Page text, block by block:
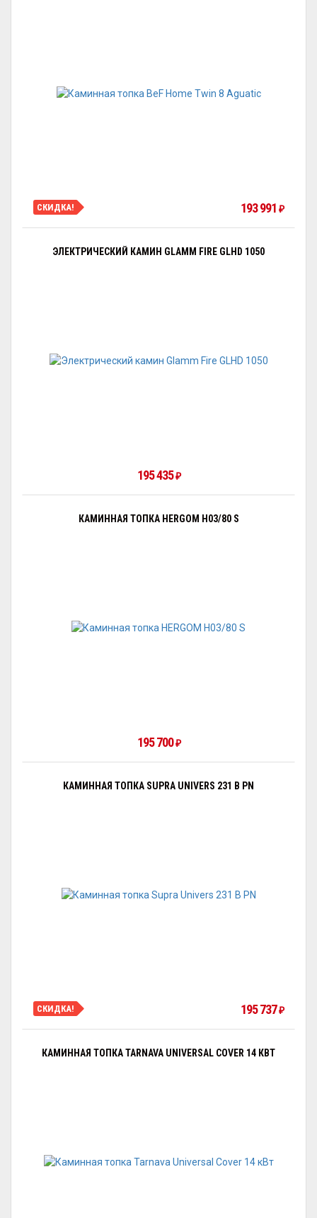
СКИДКА! 193 991 ₽
ЭЛЕКТРИЧЕСКИЙ КАМИН GLAMM FIRE GLHD 1050
195 435₽
КАМИННАЯ ТОПКА HERGOM H03/80 S
195 700₽
КАМИННАЯ ТОПКА SUPRA UNIVERS 231 B PN
СКИДКА! 195 737₽
КАМИННАЯ ТОПКА TARNAVA UNIVERSAL COVER 14 КВТ